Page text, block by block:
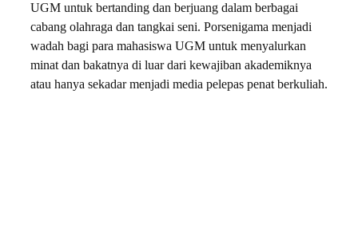
UGM untuk bertanding dan berjuang dalam berbagai
cabang olahraga dan tangkai seni. Porsenigama menjadi
wadah bagi para mahasiswa UGM untuk menyalurkan
minat dan bakatnya di luar dari kewajiban akademiknya
atau hanya sekadar menjadi media pelepas penat berkuliah.